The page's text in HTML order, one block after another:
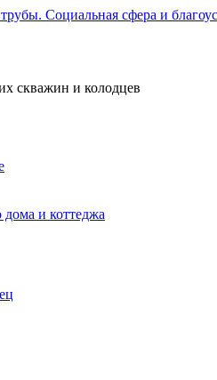
Социальная сфера и
скважин и колодцев
и коттеджа